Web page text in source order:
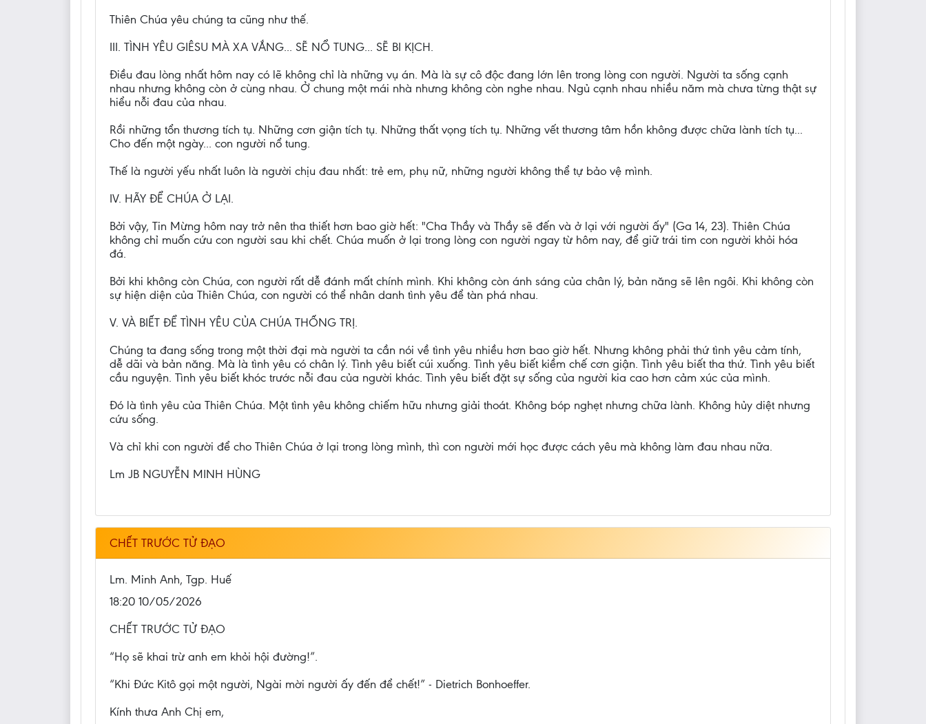
Thiên Chúa yêu chúng ta cũng như thế.
III. TÌNH YÊU GIÊSU MÀ XA VẮNG... SẼ NỔ TUNG... SẼ BI KỊCH.
Điều đau lòng nhất hôm nay có lẽ không chỉ là những vụ án. Mà là sự cô độc đang lớn lên trong lòng con người. Người ta sống cạnh
nhau nhưng không còn ở cùng nhau. Ở chung một mái nhà nhưng không còn nghe nhau. Ngủ cạnh nhau nhiều năm mà chưa từng thật sự
hiểu nỗi đau của nhau.
Rồi những tổn thương tích tụ. Những cơn giận tích tụ. Những thất vọng tích tụ. Những vết thương tâm hồn không được chữa lành tích tụ...
Cho đến một ngày... con người nổ tung.
Thế là người yếu nhất luôn là người chịu đau nhất: trẻ em, phụ nữ, những người không thể tự bảo vệ mình.
IV. HÃY ĐỂ CHÚA Ở LẠI.
Bởi vậy, Tin Mừng hôm nay trở nên tha thiết hơn bao giờ hết: "Cha Thầy và Thầy sẽ đến và ở lại với người ấy" (Ga 14, 23). Thiên Chúa
không chỉ muốn cứu con người sau khi chết. Chúa muốn ở lại trong lòng con người ngay từ hôm nay, để giữ trái tim con người khỏi hóa
đá.
Bởi khi không còn Chúa, con người rất dễ đánh mất chính mình. Khi không còn ánh sáng của chân lý, bản năng sẽ lên ngôi. Khi không còn
sự hiện diện của Thiên Chúa, con người có thể nhân danh tình yêu để tàn phá nhau.
V. VÀ BIẾT ĐỂ TÌNH YÊU CỦA CHÚA THỐNG TRỊ.
Chúng ta đang sống trong một thời đại mà người ta cần nói về tình yêu nhiều hơn bao giờ hết. Nhưng không phải thứ tình yêu cảm tính,
dễ dãi và bản năng. Mà là tình yêu có chân lý. Tình yêu biết cúi xuống. Tình yêu biết kiềm chế cơn giận. Tình yêu biết tha thứ. Tình yêu biết
cầu nguyện. Tình yêu biết khóc trước nỗi đau của người khác. Tình yêu biết đặt sự sống của người kia cao hơn cảm xúc của mình.
Đó là tình yêu của Thiên Chúa. Một tình yêu không chiếm hữu nhưng giải thoát. Không bóp nghẹt nhưng chữa lành. Không hủy diệt nhưng
cứu sống.
Và chỉ khi con người để cho Thiên Chúa ở lại trong lòng mình, thì con người mới học được cách yêu mà không làm đau nhau nữa.
Lm JB NGUYỄN MINH HÙNG
CHẾT TRƯỚC TỬ ĐẠO
Lm. Minh Anh, Tgp. Huế
18:20 10/05/2026
CHẾT TRƯỚC TỬ ĐẠO
“Họ sẽ khai trừ anh em khỏi hội đường!”.
“Khi Đức Kitô gọi một người, Ngài mời người ấy đến để chết!” - Dietrich Bonhoeffer.
Kính thưa Anh Chị em,